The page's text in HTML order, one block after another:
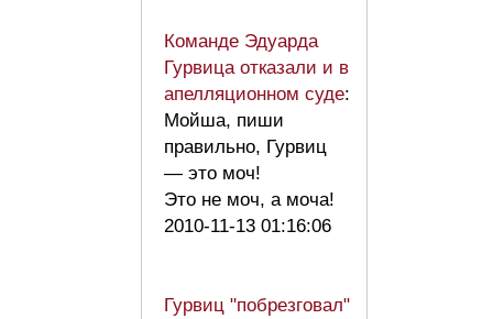
Команде Эдуарда
Гурвица отказали и в
апелляционном суде:
Мойша, пиши
правильно, Гурвиц
— это моч!
Это не моч, а моча!
2010-11-13 01:16:06
Гурвиц "побрезговал"